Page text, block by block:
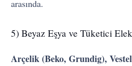
arasında.
5) Beyaz Eşya ve Tüketici
Arçelik (Beko, Grundig),